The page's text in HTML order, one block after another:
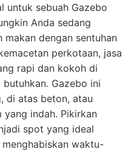
untuk sebuah Gazebo
Anda sedang
makan dengan sentuhan
perkotaan, jasa
rapi dan kokoh di
Gazebo ini
di atas beton, atau
yang indah. Pikirkan
spot yang ideal
waktu-